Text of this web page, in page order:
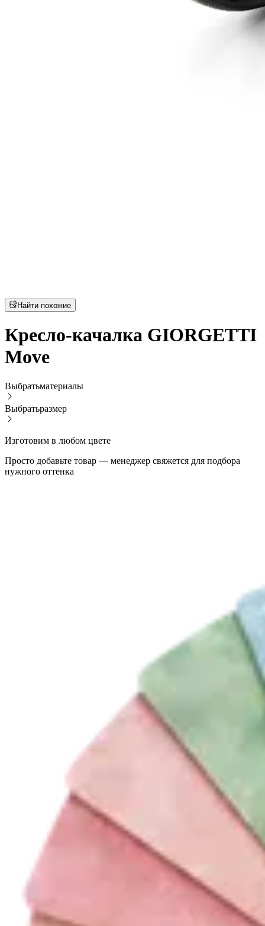
Найти похожие
Кресло-качалка GIORGETTI
Move
Выбратьматериалы
Выбратьразмер
Изготовим в любом цвете
Просто добавьте товар — менеджер свяжется для подбора
нужного оттенка